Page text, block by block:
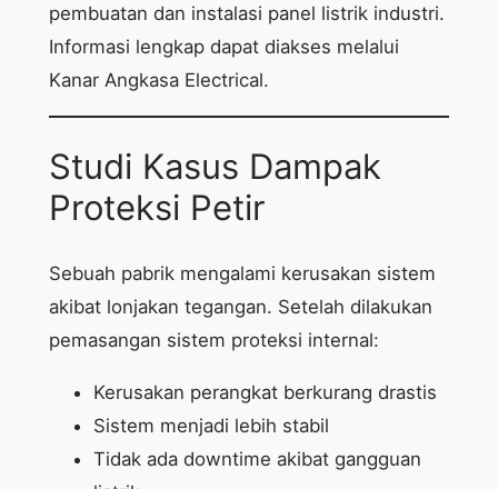
pembuatan dan instalasi panel listrik industri.
Informasi lengkap dapat diakses melalui
Kanar Angkasa Electrical.
Studi Kasus Dampak
Proteksi Petir
Sebuah pabrik mengalami kerusakan sistem
akibat lonjakan tegangan. Setelah dilakukan
pemasangan sistem proteksi internal:
Kerusakan perangkat berkurang drastis
Sistem menjadi lebih stabil
Tidak ada downtime akibat gangguan